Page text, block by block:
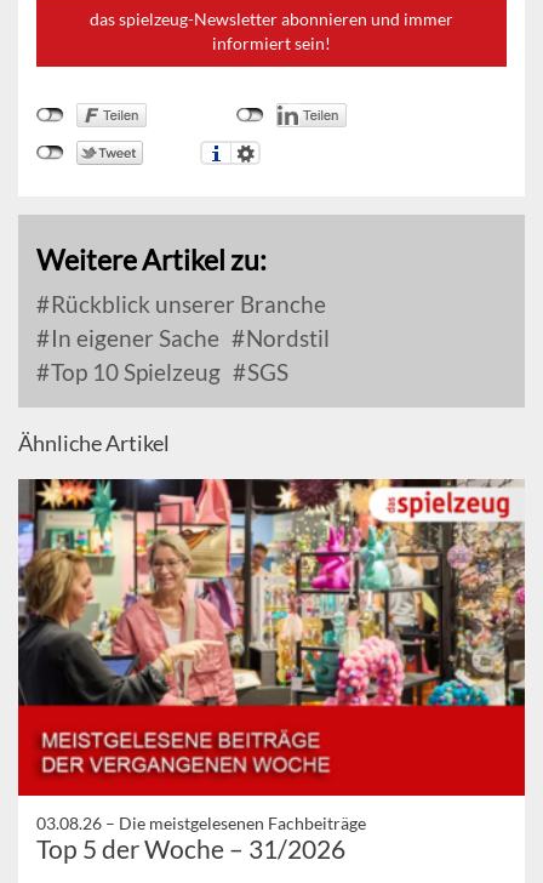
das spielzeug-Newsletter abonnieren und immer
informiert sein!
Weitere Artikel zu:
Rückblick unserer Branche
In eigener Sache
Nordstil
Top 10 Spielzeug
SGS
Ähnliche Artikel
03.08.26 – Die meistgelesenen Fachbeiträge
Top 5 der Woche – 31/2026